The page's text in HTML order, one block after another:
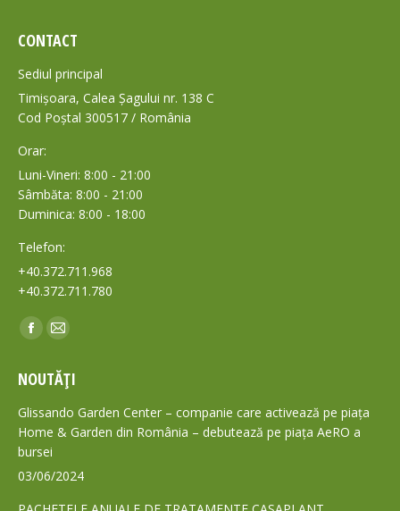
CONTACT
Sediul principal
Timișoara, Calea Șagului nr. 138 C
Cod Poștal 300517 / România
Orar:
Luni-Vineri: 8:00 - 21:00
Sâmbăta: 8:00 - 21:00
Duminica: 8:00 - 18:00
Telefon:
+40.372.711.968
+40.372.711.780
Find us on:
Facebook
opens
in
new
window
Mail
opens
in
new
NOUTĂȚI
Glissando Garden Center – companie care activează pe piața
Home & Garden din România – debutează pe piața AeRO a
bursei
03/06/2024